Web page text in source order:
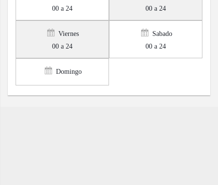
00 a 24
00 a 24
Viernes
00 a 24
Sabado
00 a 24
Domingo